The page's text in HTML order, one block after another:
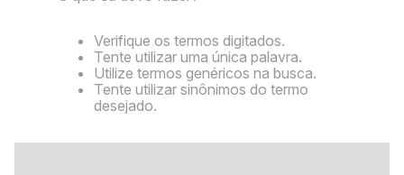
Verifique os termos digitados.
Tente utilizar uma única palavra.
Utilize termos genéricos na busca.
Tente utilizar sinônimos do termo
desejado.